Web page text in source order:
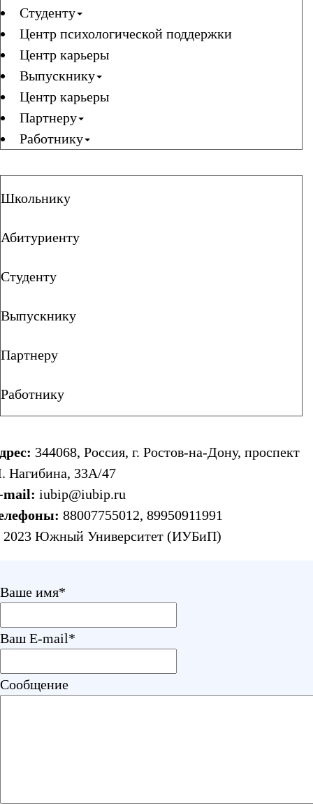
Студенту
Центр психологической поддержки
Центр карьеры
Выпускнику
Центр карьеры
Партнеру
Работнику
Школьнику
Абитуриенту
Студенту
Выпускнику
Партнеру
Работнику
344068, Россия, г. Ростов-на-Дону, проспект
Нагибина, 33А/47
mail: iubip@iubip.ru
88007755012, 89950911991
Южный Университет (ИУБиП)
Ваше имя*
Ваш E-mail*
Сообщение